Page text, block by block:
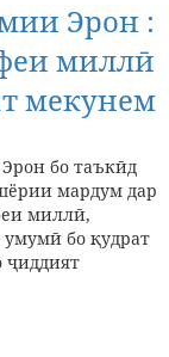
Эрон :
миллӣ
мекунем
бо таъкӣд
мардум дар
миллӣ,
бо қудрат
ҷиддият